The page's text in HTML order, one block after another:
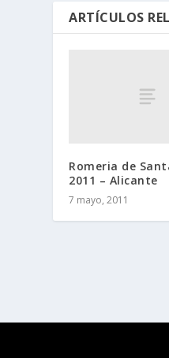
ARTÍCULOS
Romeria de
2011 – Alicante
7 mayo, 2011